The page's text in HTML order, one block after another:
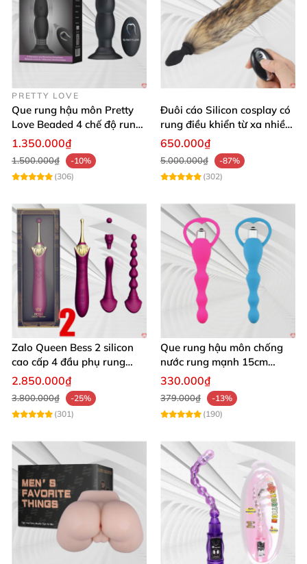
PRETTY LOVE
Que rung hậu môn Pretty
Love Beaded 4 chế độ rung
điều khiển từ xa
1.350.000₫
1.500.000₫
-10%
(306)
Đuôi cáo Silicon cosplay có
rung điều khiển từ xa nhiều
màu sắc
650.000₫
5.000.000₫
-87%
(302)
Zalo Queen Bess 2 silicon
cao cấp 4 đầu phụ rung
nhiệt đa điểm
2.850.000₫
3.800.000₫
-25%
(301)
Que rung hậu môn chống
nước rung mạnh 15cm
Blade
330.000₫
379.000₫
-13%
(190)